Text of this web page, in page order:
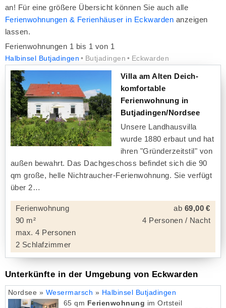
an! Für eine größere Übersicht können Sie auch alle
Ferienwohnungen & Ferienhäuser in Eckwarden anzeigen
lassen.
Ferienwohnungen 1 bis 1 von 1
Halbinsel Butjadingen Butjadingen Eckwarden
Villa am Alten Deich-
komfortable
Ferienwohnung in
Butjadingen/Nordsee
Unsere Landhausvilla
wurde 1880 erbaut und hat
ihren "Gründerzeitstil" von
außen bewahrt. Das Dachgeschoss befindet sich die 90
qm große, helle Nichtraucher-Ferienwohnung. Sie verfügt
über 2
Ferienwohnung
90 m²
max. 4 Personen
2 Schlafzimmer
ab 69,00 €
4 Personen / Nacht
Unterkünfte in der Umgebung von Eckwarden
Nordsee » Wesermarsch » Halbinsel Butjadingen
65 qm Ferienwohnung im Ortsteil